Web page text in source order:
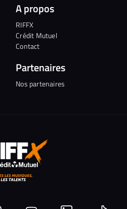
A propos
RIFFX
Crédit Mutuel
Contact
Partenaires
Nos partenaires